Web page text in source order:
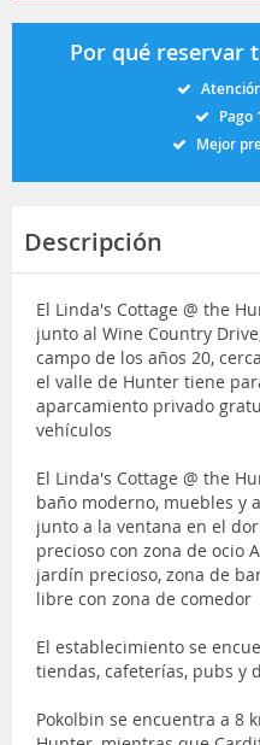
Por qué reservar
Pago
Mejor
Descripción
El Linda's Cottage @ the
junto al Wine Country
campo de los años 20,
el valle de Hunter tiene
aparcamiento privado
vehículos
El Linda's Cottage @ the
baño moderno, muebles y
junto a la ventana en el
precioso con zona de ocio
jardín precioso, zona de
libre con zona de comedor
El establecimiento se
tiendas, cafeterías, pubs y
Pokolbin se encuentra a 8